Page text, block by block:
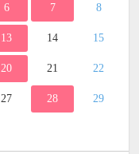
6 7 8
13 14 15
20 21 22
27 28 29